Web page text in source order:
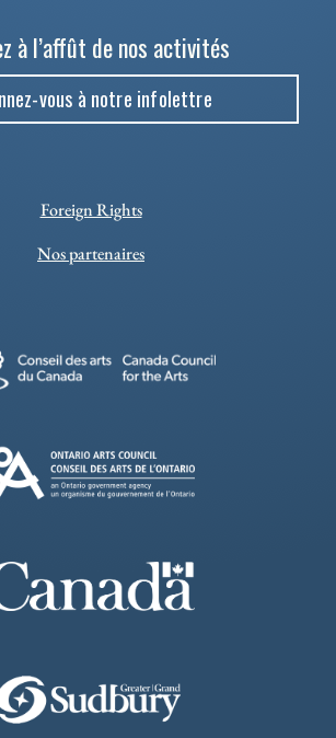
à l’affût de nos activités
vous à notre infolettre
Foreign Rights
Nos partenaires